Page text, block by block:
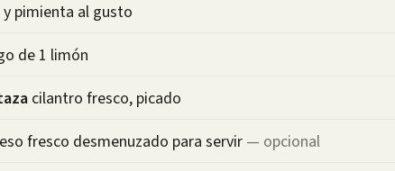
y pimienta al gusto
de 1 limón
cilantro fresco, picado
fresco desmenuzado para servir— opcional